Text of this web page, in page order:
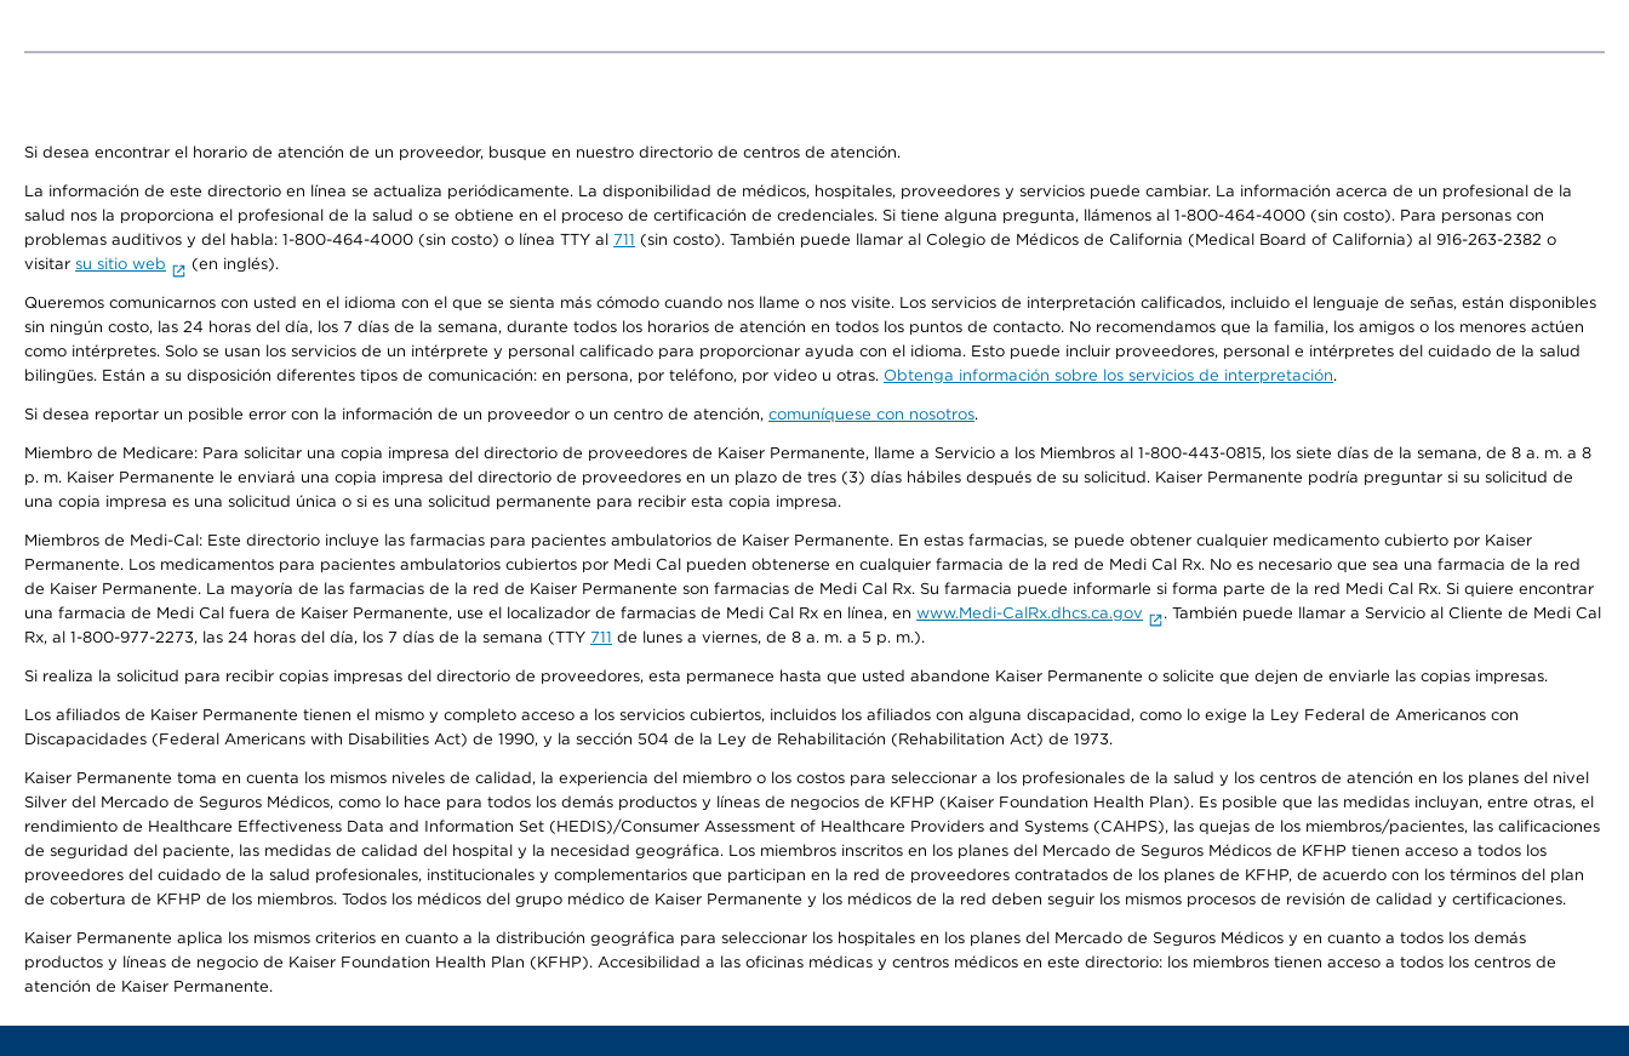
Si desea encontrar el horario de atención de un proveedor, busque en nuestro directorio de centros de atención.
La información de este directorio en línea se actualiza periódicamente. La disponibilidad de médicos, hospitales, proveedores y servicios puede cambiar. La información acerca de un profesional de la
salud nos la proporciona el profesional de la salud o se obtiene en el proceso de certificación de credenciales. Si tiene alguna pregunta, llámenos al 1-800-464-4000 (sin costo). Para personas con
problemas auditivos y del habla: 1-800-464-4000 (sin costo) o línea TTY al 711 (sin costo). También puede llamar al Colegio de Médicos de California (Medical Board of California) al 916-263-2382 o
visitar su sitio web (en inglés).
Queremos comunicarnos con usted en el idioma con el que se sienta más cómodo cuando nos llame o nos visite. Los servicios de interpretación calificados, incluido el lenguaje de señas, están disponibles
sin ningún costo, las 24 horas del día, los 7 días de la semana, durante todos los horarios de atención en todos los puntos de contacto. No recomendamos que la familia, los amigos o los menores actúen
como intérpretes. Solo se usan los servicios de un intérprete y personal calificado para proporcionar ayuda con el idioma. Esto puede incluir proveedores, personal e intérpretes del cuidado de la salud
bilingües. Están a su disposición diferentes tipos de comunicación: en persona, por teléfono, por video u otras. Obtenga información sobre los servicios de interpretación.
Si desea reportar un posible error con la información de un proveedor o un centro de atención, comuníquese con nosotros.
Miembro de Medicare: Para solicitar una copia impresa del directorio de proveedores de Kaiser Permanente, llame a Servicio a los Miembros al 1-800-443-0815, los siete días de la semana, de 8 a. m. a 8
p. m. Kaiser Permanente le enviará una copia impresa del directorio de proveedores en un plazo de tres (3) días hábiles después de su solicitud. Kaiser Permanente podría preguntar si su solicitud de
una copia impresa es una solicitud única o si es una solicitud permanente para recibir esta copia impresa.
Miembros de Medi-Cal: Este directorio incluye las farmacias para pacientes ambulatorios de Kaiser Permanente. En estas farmacias, se puede obtener cualquier medicamento cubierto por Kaiser
Permanente. Los medicamentos para pacientes ambulatorios cubiertos por Medi Cal pueden obtenerse en cualquier farmacia de la red de Medi Cal Rx. No es necesario que sea una farmacia de la red
de Kaiser Permanente. La mayoría de las farmacias de la red de Kaiser Permanente son farmacias de Medi Cal Rx. Su farmacia puede informarle si forma parte de la red Medi Cal Rx. Si quiere encontrar
una farmacia de Medi Cal fuera de Kaiser Permanente, use el localizador de farmacias de Medi Cal Rx en línea, en www.Medi-CalRx.dhcs.ca.gov
. También puede llamar a Servicio al Cliente de Medi Cal
Rx, al 1-800-977-2273, las 24 horas del día, los 7 días de la semana (TTY 711 de lunes a viernes, de 8 a. m. a 5 p. m.).
Si realiza la solicitud para recibir copias impresas del directorio de proveedores, esta permanece hasta que usted abandone Kaiser Permanente o solicite que dejen de enviarle las copias impresas.
Los afiliados de Kaiser Permanente tienen el mismo y completo acceso a los servicios cubiertos, incluidos los afiliados con alguna discapacidad, como lo exige la Ley Federal de Americanos con
Discapacidades (Federal Americans with Disabilities Act) de 1990, y la sección 504 de la Ley de Rehabilitación (Rehabilitation Act) de 1973.
Kaiser Permanente toma en cuenta los mismos niveles de calidad, la experiencia del miembro o los costos para seleccionar a los profesionales de la salud y los centros de atención en los planes del nivel
Silver del Mercado de Seguros Médicos, como lo hace para todos los demás productos y líneas de negocios de KFHP (Kaiser Foundation Health Plan). Es posible que las medidas incluyan, entre otras, el
rendimiento de Healthcare Effectiveness Data and Information Set (HEDIS)/Consumer Assessment of Healthcare Providers and Systems (CAHPS), las quejas de los miembros/pacientes, las calificaciones
de seguridad del paciente, las medidas de calidad del hospital y la necesidad geográfica. Los miembros inscritos en los planes del Mercado de Seguros Médicos de KFHP tienen acceso a todos los
proveedores del cuidado de la salud profesionales, institucionales y complementarios que participan en la red de proveedores contratados de los planes de KFHP, de acuerdo con los términos del plan
de cobertura de KFHP de los miembros. Todos los médicos del grupo médico de Kaiser Permanente y los médicos de la red deben seguir los mismos procesos de revisión de calidad y certificaciones.
Kaiser Permanente aplica los mismos criterios en cuanto a la distribución geográfica para seleccionar los hospitales en los planes del Mercado de Seguros Médicos y en cuanto a todos los demás
productos y líneas de negocio de Kaiser Foundation Health Plan (KFHP). Accesibilidad a las oficinas médicas y centros médicos en este directorio: los miembros tienen acceso a todos los centros de
atención de Kaiser Permanente.